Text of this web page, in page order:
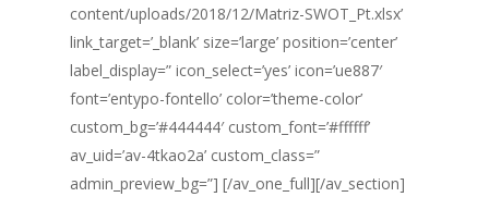
content/uploads/2018/12/Matriz-SWOT_Pt.xlsx’
link_target=’_blank’ size=’large’ position=’center’
label_display=” icon_select=’yes’ icon=’ue887′
font=’entypo-fontello’ color=’theme-color’
custom_bg=’#444444′ custom_font=’#ffffff’
av_uid=’av-4tkao2a’ custom_class=”
admin_preview_bg=”] [/av_one_full][/av_section]